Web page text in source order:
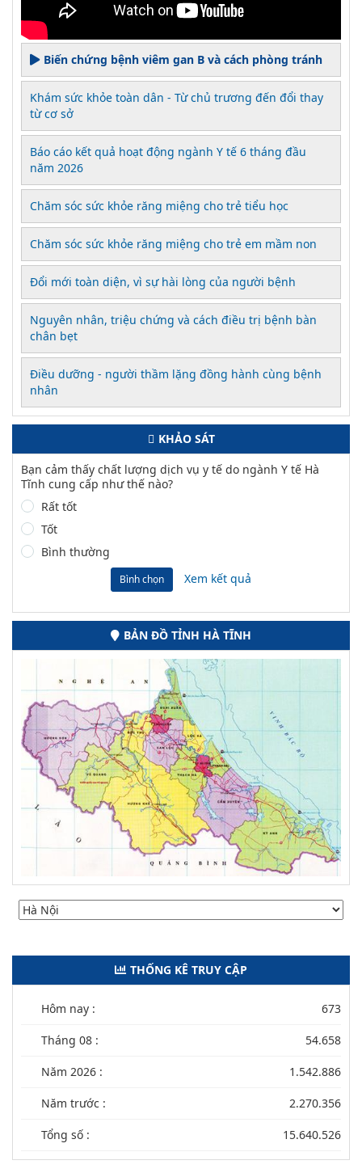
Biến chứng bệnh viêm gan B và cách phòng tránh
Khám sức khỏe toàn dân - Từ chủ trương đến đổi thay
từ cơ sở
Báo cáo kết quả hoạt động ngành Y tế 6 tháng đầu
năm 2026
Chăm sóc sức khỏe răng miệng cho trẻ tiểu học
Chăm sóc sức khỏe răng miệng cho trẻ em mầm non
Đổi mới toàn diện, vì sự hài lòng của người bệnh
Nguyên nhân, triệu chứng và cách điều trị bệnh bàn
chân bẹt
Điều dưỡng - người thầm lặng đồng hành cùng bệnh
nhân
KHẢO SÁT
Bạn cảm thấy chất lượng dịch vụ y tế do ngành Y tế Hà
Tĩnh cung cấp như thế nào?
Rất tốt
Tốt
Bình thường
Bình chọn Xem kết quả
BẢN ĐỒ TỈNH HÀ TĨNH
THỐNG KÊ TRUY CẬP
Hôm nay : 673
Tháng 08 : 54.658
Năm 2026 : 1.542.886
Năm trước : 2.270.356
Tổng số : 15.640.526